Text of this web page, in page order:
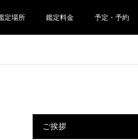
定場所 鑑定料金 予定・予約
ご挨拶